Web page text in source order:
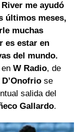
me ayudó
últimos meses,
muchas
es estar en
del mundo.
W Radio, de
se
salida del
Gallardo.